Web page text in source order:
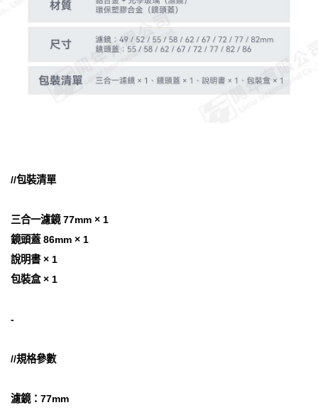
//包裝清單
三合一濾鏡 77mm × 1
鏡頭蓋 86mm × 1
說明書 × 1
包裝盒 × 1
-
//規格參數
濾鏡：77mm